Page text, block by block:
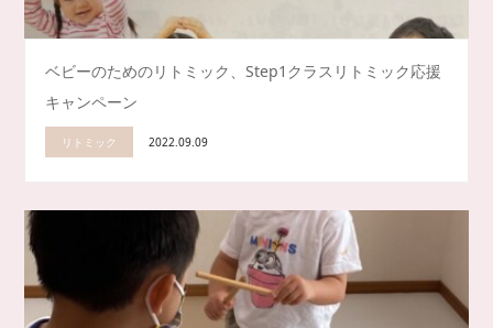
ベビーのためのリトミック、Step1クラスリトミック応援
キャンペーン
リトミック 2022.09.09